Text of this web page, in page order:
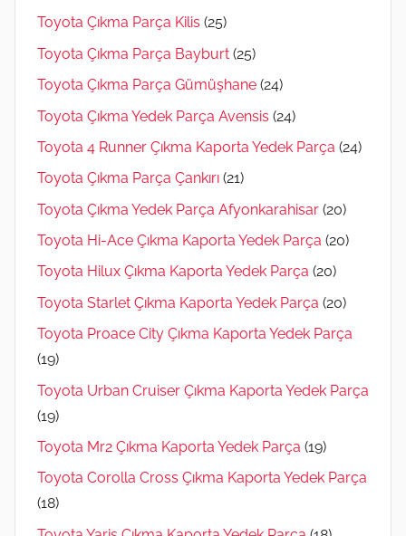
Toyota Çıkma Parça Kilis (25)
Toyota Çıkma Parça Bayburt (25)
Toyota Çıkma Parça Gümüşhane (24)
Toyota Çıkma Yedek Parça Avensis (24)
Toyota 4 Runner Çıkma Kaporta Yedek Parça (24)
Toyota Çıkma Parça Çankırı (21)
Toyota Çıkma Yedek Parça Afyonkarahisar (20)
Toyota Hi-Ace Çıkma Kaporta Yedek Parça (20)
Toyota Hilux Çıkma Kaporta Yedek Parça (20)
Toyota Starlet Çıkma Kaporta Yedek Parça (20)
Toyota Proace City Çıkma Kaporta Yedek Parça
(19)
Toyota Urban Cruiser Çıkma Kaporta Yedek Parça
(19)
Toyota Mr2 Çıkma Kaporta Yedek Parça (19)
Toyota Corolla Cross Çıkma Kaporta Yedek Parça
(18)